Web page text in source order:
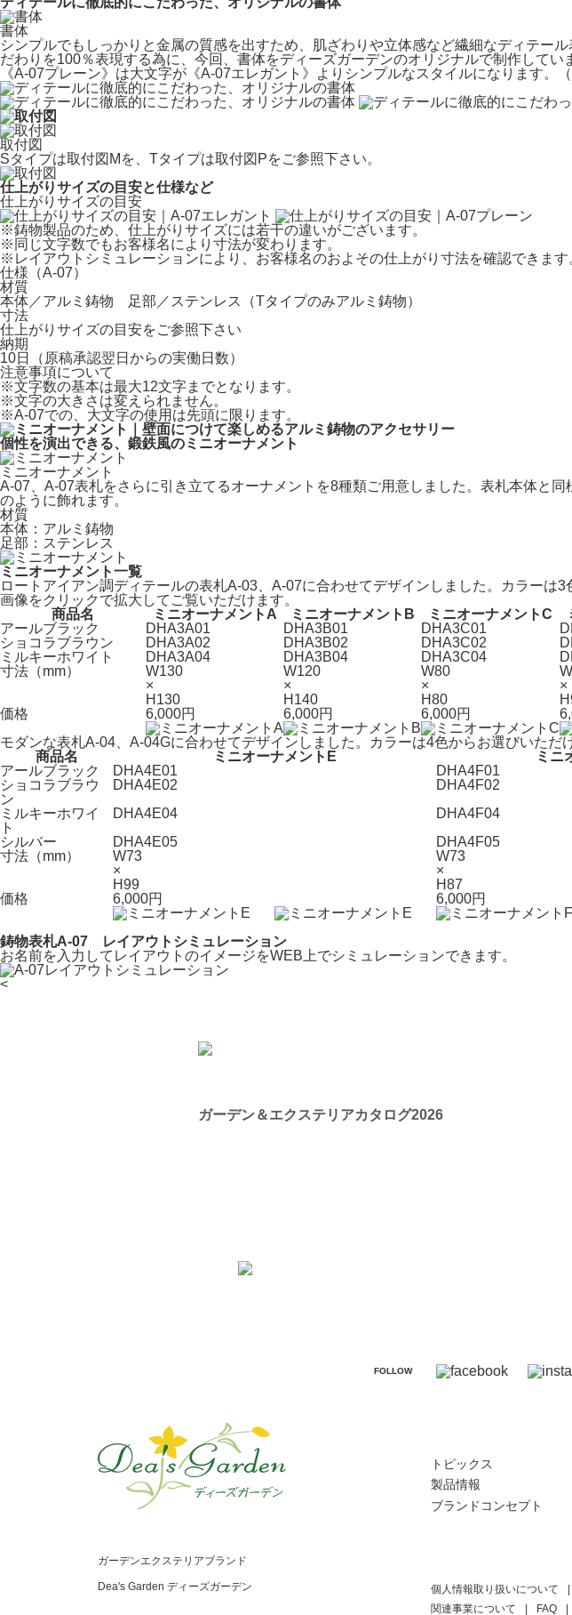
書体
シンプルでもしっかりと金属の質感を出すため、肌ざわりや立体感など繊細なディテー
だわりを100％表現する為に、今回、書体をディーズガーデンのオリジナルで制作して
《A-07プレーン》は大文字が《A-07エレガント》よりシンプルなスタイルになります。
取付図
Sタイプは取付図M を、Tタイプは取付図Pをご参照下さい。
仕上がりサイズの目安と仕様など
仕上がりサイズの目安
※鋳物製品のため、仕上がりサイズには若干の違いがございます。
※ 同じ文字数でもお客様名により寸法が変わります。
※ レイアウトシミュレーションにより、お客様名のおよその仕上がり寸法を確認できます
仕様（A-07）
材質
本体／アルミ鋳物 足部／ステンレス（Tタイプのみアルミ鋳物）
寸法
仕上がりサイズの目安をご参照下さい
納期
10日（原稿承認翌日からの実働日数）
注意事項について
※文字数の基本は最大12文字までとなります。
※文字の大きさは変えられません。
※A-07での、大文字の使用は先頭に限ります。
個性を演出できる、鍛鉄風のミニオーナメント
ミニオーナメント
A-07、A-07表札をさらに引き立てるオーナメントを8種類ご用意しました。表札本体と
のように飾れます。
材質
本体：アルミ鋳物
足部：ステンレス
ミニオーナメント一覧
ロートアイアン調ディテールの表札A-03、A-07に合わせてデザインしました。カラーは3
画像をクリックで拡大してご覧いただけます。
商品名
ミニオーナメントA ミニオーナメントB ミニオーナメントC
アールブラック
DHA3A01 DHA3B01 DHA3C01
ショコラブラウン
DHA3A02 DHA3B02 DHA3C02
ミルキーホワイト
DHA3A04 DHA3B04 DHA3C04
寸法（mm）
W130
×
H130
W120
×
H140
W80
×
H80
×
価格
6,000円 6,000円 6,000円
モダンな表札A-04、A-04Gに合わせてデザインしました。カラーは4色からお選びいただ
商品名
ミニオーナメントE
ミニ
アールブラック
DHA4E01
DHA4F01
ショコラブラウ
ン
DHA4E02
DHA4F02
ミルキーホワイ
ト
DHA4E04
DHA4F04
シルバー
DHA4E05
DHA4F05
寸法（mm）
W73
×
H99
W73
×
H87
価格
6,000円 6,000円
鋳物表札A-07 レイアウトシミュレーション
お名前を入力してレイアウトのイメージをWEB上でシミュレーションできます。
<
ガーデン＆エクステリアカタログ2026
FOLLOW
ガーデンエクステリアブランド
Dea's Garden ディーズガーデン
トピックス
製品情報
ブランドコンセプト
個人情報取り扱いについて
関連事業について
FAQ